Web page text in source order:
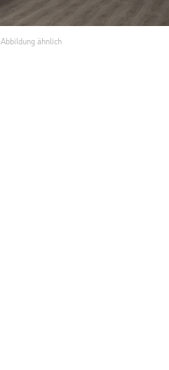
Abbildung ähnlich